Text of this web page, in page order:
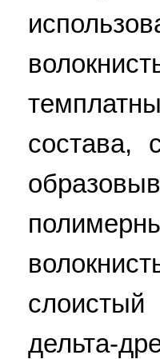
состава,
дельта-